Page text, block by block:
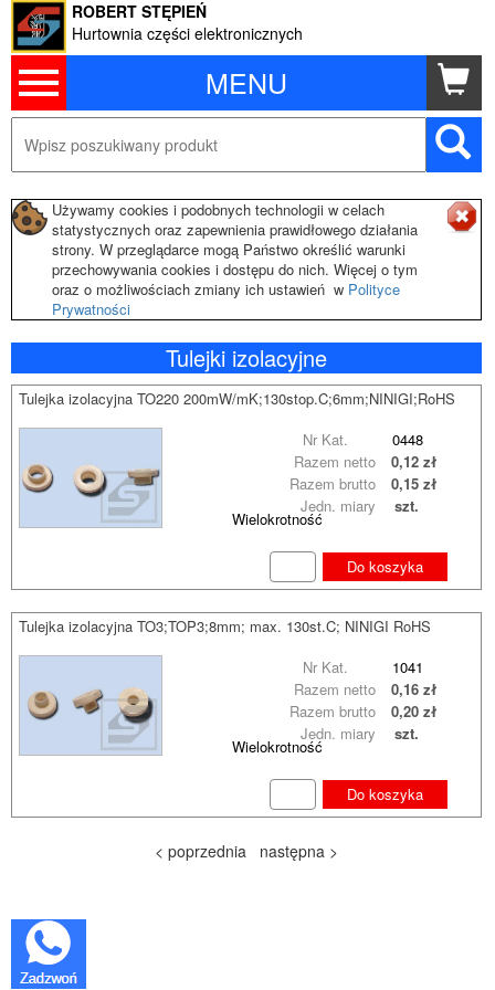
MENU
ROBERT STĘPIEŃ
Hurtownia części elektronicznych
Używamy cookies i podobnych technologii w celach
statystycznych oraz zapewnienia prawidłowego działania
strony. W przeglądarce mogą Państwo określić warunki
przechowywania cookies i dostępu do nich. Więcej o tym
oraz o możliwościach zmiany ich ustawień w Polityce
Prywatności
Tulejki izolacyjne
Tulejka izolacyjna TO220 200mW/mK;130stop.C;6mm;NINIGI;RoHS
Wielokrotność
Nr Kat. 0448
Razem brutto 0,15 zł
Razem netto 0,12 zł
Jedn. miary szt.
Do koszyka
Tulejka izolacyjna TO3;TOP3;8mm; max. 130st.C; NINIGI RoHS
Wielokrotność
Nr Kat. 1041
Razem brutto 0,20 zł
Razem netto 0,16 zł
Jedn. miary szt.
Do koszyka
< poprzednia następna >